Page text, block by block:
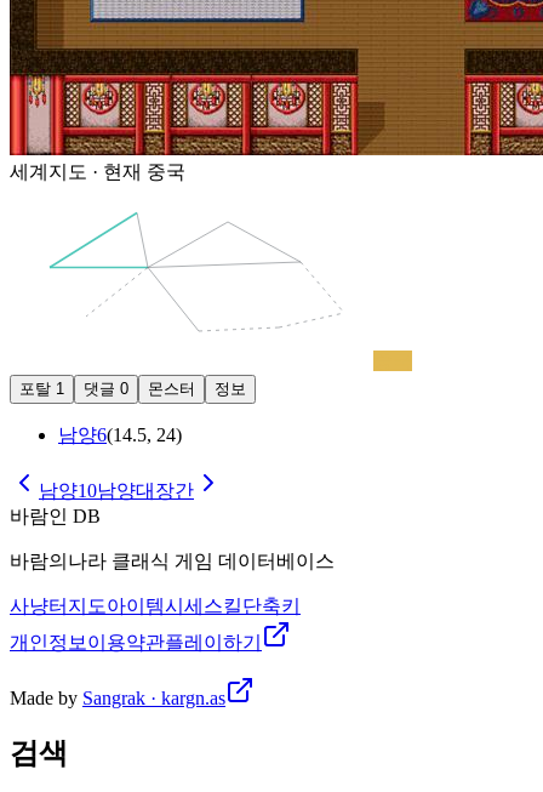
세계지도 · 현재 중국
포탈 1 댓글 0 몬스터 정보
남양6(14.5, 24)
남양10남양대장간
바람인 DB
바람의나라 클래식 게임 데이터베이스
사냥터 지도아이템시세 스킬단축키
개인정보 이용약관플레이하기
Made by Sangrak · kargn.as
검색